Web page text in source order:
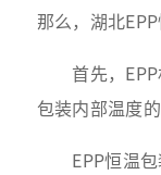
那么，湖北
首先，EPP
包装内部温度
EPP恒温包